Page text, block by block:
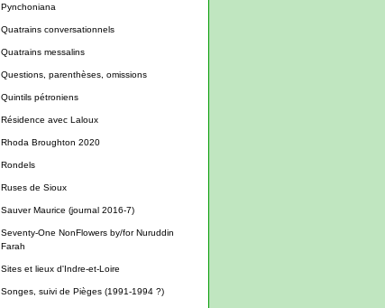
Pynchoniana
Quatrains conversationnels
Quatrains messalins
Questions, parenthèses, omissions
Quintils pétroniens
Résidence avec Laloux
Rhoda Broughton 2020
Rondels
Ruses de Sioux
Sauver Maurice (journal 2016-7)
Seventy-One NonFlowers by/for Nuruddin
Farah
Sites et lieux d'Indre-et-Loire
Songes, suivi de Pièges (1991-1994 ?)